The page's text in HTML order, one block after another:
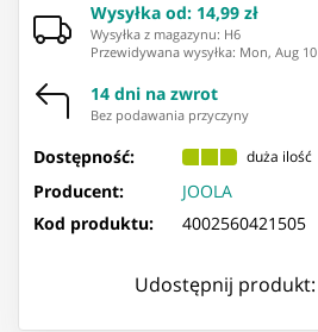
Wysyłka od: 14,99 zł
Wysyłka z magazynu: ⁨H6⁩
Przewidywana wysyłka: Mon, Aug 10
14 dni na zwrot
Bez podawania przyczyny
Dostępność: duża ilość
Producent:
JOOLA
Kod produktu:
4002560421505
Udostępnij produkt: